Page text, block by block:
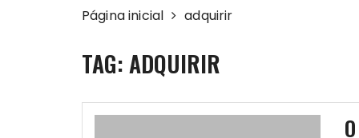
Página inicial adquirir
TAG:ADQUIRIR